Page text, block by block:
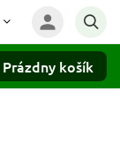
Prázdny košík